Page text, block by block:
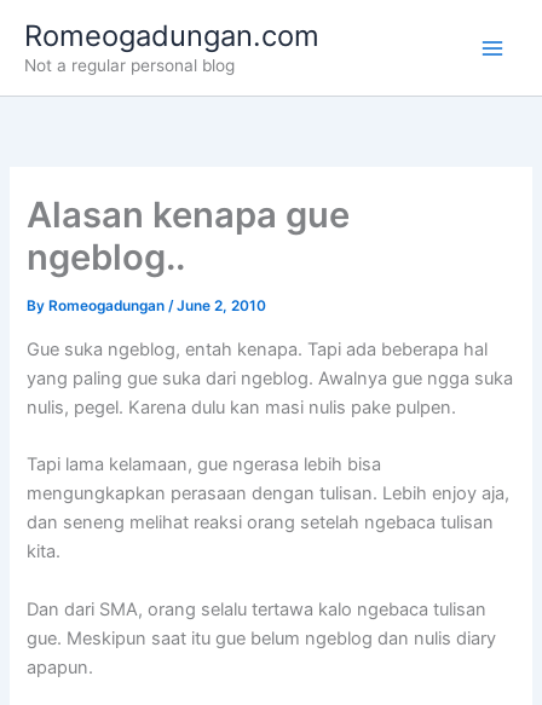
content
Romeogadungan.com
Not a regular personal blog
Alasan kenapa gue
ngeblog..
By Romeogadungan/June 2, 2010
Gue suka ngeblog, entah kenapa. Tapi ada beberapa hal
yang paling gue suka dari ngeblog. Awalnya gue ngga suka
nulis, pegel. Karena dulu kan masi nulis pake pulpen.
Tapi lama kelamaan, gue ngerasa lebih bisa
mengungkapkan perasaan dengan tulisan. Lebih enjoy aja,
dan seneng melihat reaksi orang setelah ngebaca tulisan
kita.
Dan dari SMA, orang selalu tertawa kalo ngebaca tulisan
gue. Meskipun saat itu gue belum ngeblog dan nulis diary
apapun.